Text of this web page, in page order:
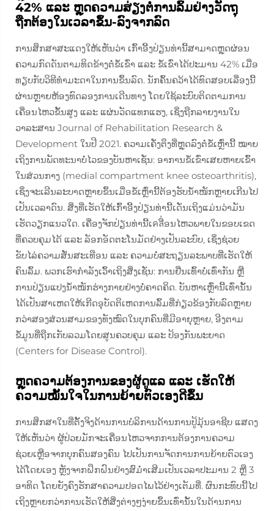
42% ແລະ ຫຼຸດຄວາມສ່ຽງຕໍ່ການລົ້ມຢ່າງວັດຖຸ
ຖືກຕ້ອງໃນເວລາຂຶ້ນ-ລົງຈາກລົດ
ການສຶກສາສະແດງໃຫ້ເຫັນວ່າ ເກົ້າອີ້ງປ່ຽນທ່ານີ້ສາມາດຫຼຸດຜ່ອນ
ຄວາມກົດດັນຕາມທິດຂ້າງຕໍ່ຂໍ້ເຂົ່າ ແລະ ຂໍ້ເຂົ່າໄດ້ປະມານ 42% ເມື່ອ
ທຽບກັບວິທີທຳມະດາໃນການຂຶ້ນລົດ. ນັກຄົ້ນຄວ້າໄດ້ທົດສອບເລື່ອງນີ້
ຜ່ານຫຼາຍຫ້ອງທົດລອງການເດີນທາງ ໂດຍໃຊ້ລະບົບຕິດຕາມການ
ເຄື່ອນໄຫວຂັ້ນສູງ ແລະ ແຜ່ນວັດແທກແຮງ, ເຊິ່ງຖືກລາຍງານໃນ
ວາລະສານ Journal of Rehabilitation Research &
Development ໃນປີ 2021. ຄວາມເຄັ່ງຕຶງທີ່ຫຼຸດລົງຕໍ່ຂໍ້ເຫຼົ່ານີ້ ໝາຍ
ເຖິງການພັດທະນາບໍ່ໄວຂອງບັນຫາເຊັ່ນ: ອາການຂໍ້ເຂົ່າເສຍຫາຍເຂົ້າ
ໃນສ່ວນກາງ (medial compartment knee osteoarthritis),
ເຊິ່ງຈະເລີນລະບາດຫຼາຍຂຶ້ນເມື່ອຂໍ້ເຫຼົ່ານີ້ຕ້ອງຮັບນ້ຳໜັກຫຼາຍເກີນໄປ
ເປັນເວລາດົນ. ສິ່ງທີ່ເຮັດໃຫ້ເກົ້າອີ້ງປ່ຽນທ່ານີ້ເດັ່ນເຖິງແມ່ນວ່າມັນ
ເຮັດວຽກແນວໃດ. ເຄື່ອງຈັກປ່ຽນທ່ານີ້ເคลື່ອນໄຫວພາຍໃນຂອບເຂດ
ທີ່ຄວບຄຸມໄດ້ ແລະ ລັອກອັດຕະໂນມັດຢ່າງເປັນລະບົບ, ເຊິ່ງຊ່ວຍ
ຂັບໄລ່ຄວາມສັ່ນສະເທືອນ ແລະ ຄວາມບໍ່ສະຖຽນລະພາບທີ່ເຮັດໃຫ້
ຄົນລົ້ມ. ພວກເຮົາກຳລັງເວົ້າເຖິງສິ່ງເຊັ່ນ: ການຢື່ນເທົ້າບໍ່ເທົ່າກັນ ຫຼື
ການປ່ຽນແປງນ້ຳໜັກຮ່າງກາຍຢ່າງບໍ່ຄາດຄິດ. ບັນຫາເຫຼົ່ານີ້ເທົ່ານັ້ນ
ໄດ້ເປັນສາເຫດໃຫ້ເກີດອຸບັດຕິເຫດການລົ້ມທີ່ກ່ຽວຂ້ອງກັບລົດຫຼາຍ
ກວ່າສອງສ່ວນສາມຂອງທັງໝົດໃນບຸກຄົນທີ່ມີອາຍຸຫຼາຍ, ອີງຕາມ
ຂໍ້ມູນທີ່ຖືກເກັບລວມໂດຍສູນຄວບຄຸມ ແລະ ປ້ອງກັນພະຍາດ
(Centers for Disease Control).
ຫຼຸດຄວາມຕ້ອງການຂອງຜູ້ດູແລ ແລະ ເຮັດໃຫ້
ຄວາມໝັ້ນໃຈໃນການຍ້າຍຕົວເອງດີຂຶ້ນ
ການສຶກສາໃນທີ່ຕັ້ງຈິງດ້ານການບໍລິການດ້ານການປູ້ມຸ້ນອາຊີບ ແສດງ
ໃຫ້ເຫັນວ່າ ຜູ້ປ່ວຍມັກຈະເຄື່ອນໄຫວຈາກການຕ້ອງການຄວາມ
ຊ່ວຍເຫຼືອຈາກບຸກຄົນສອງຄົນ ໄປເປັນການຈັດການການຍ້າຍຕົວເອງ
ໄດ້ໂດຍເອງ ຫຼັງຈາກຝຶກຝົນຢ່າງສົມ່ຳເສີມເປັນເວລາປະມານ 2 ຫຼື 3
ອາທິດ ໂດຍຍັງຄົງຮັກສາຄວາມປອດໄພໄວ້ຢ່າງເຕັມທີ່. ຜົນກະທົບນີ້ໄປ
ເຖິງຫຼາຍກວ່າການເຮັດໃຫ້ສິ່ງຕ່າງໆງ່າຍຂຶ້ນເທົ່ານັ້ນໃນດ້ານການ